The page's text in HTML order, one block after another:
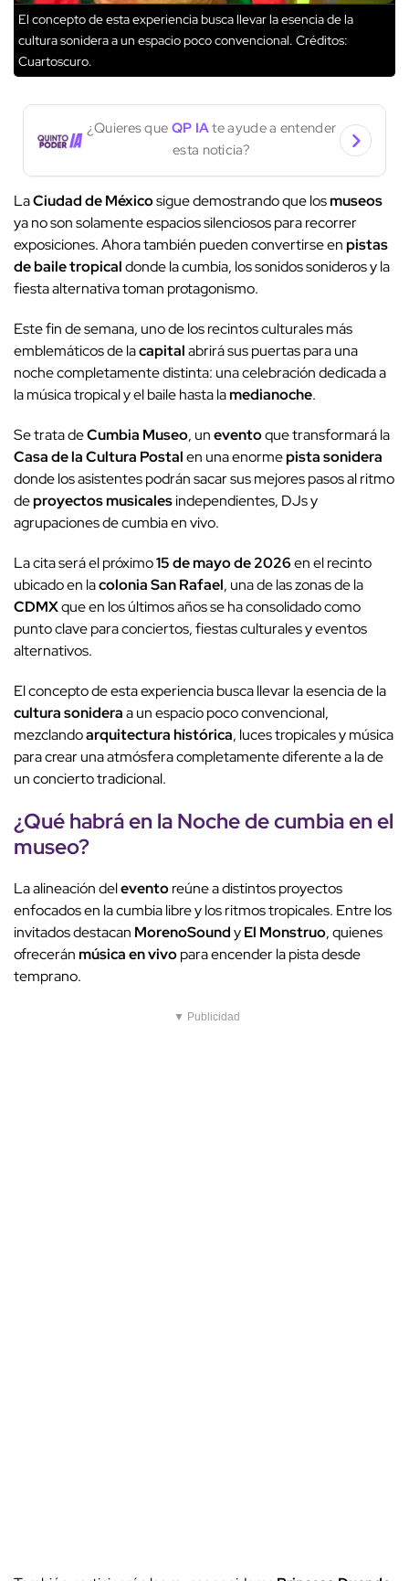
El concepto de esta experiencia busca llevar la esencia de la
cultura sonidera a un espacio poco convencional. Créditos:
Cuartoscuro.
¿Quieres que QP IAte ayude a entender
esta noticia?
LaCiudad de Méxicosigue demostrando que losmuseos
ya no son solamente espacios silenciosos para recorrer
exposiciones. Ahora también pueden convertirse enpistas
de baile tropicaldonde la cumbia, los sonidos sonideros y la
fiesta alternativa toman protagonismo.
Este fin de semana, uno de los recintos culturales más
emblemáticos de lacapitalabrirá sus puertas para una
noche completamente distinta: una celebración dedicada a
la música tropical y el baile hasta lamedianoche.
Se trata deCumbia Museo, uneventoque transformará la
Casa de la Cultura Postalen una enormepista sonidera
donde los asistentes podrán sacar sus mejores pasos al ritmo
deproyectos musicalesindependientes, DJs y
agrupaciones de cumbia en vivo.
La cita será el próximo15 de mayo de 2026en el recinto
ubicado en lacolonia San Rafael, una de las zonas de la
CDMXque en los últimos años se ha consolidado como
punto clave para conciertos, fiestas culturales y eventos
alternativos.
El concepto de esta experiencia busca llevar la esencia de la
cultura sonideraa un espacio poco convencional,
mezclandoarquitectura histórica, luces tropicales y música
para crear una atmósfera completamente diferente a la de
un concierto tradicional.
¿Qué habrá en laNoche de cumbiaen el
museo?
La alineación deleventoreúne a distintos proyectos
enfocados en la cumbia libre y los ritmos tropicales. Entre los
invitados destacan MorenoSoundyEl Monstruo, quienes
ofreceránmúsica en vivopara encender la pista desde
temprano.
▼ Publicidad